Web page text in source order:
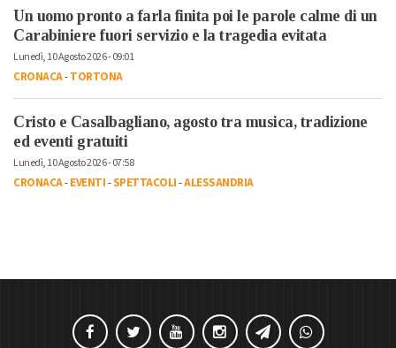
Un uomo pronto a farla finita poi le parole calme di un
Carabiniere fuori servizio e la tragedia evitata
Lunedì, 10 Agosto 2026 - 09:01
CRONACA-TORTONA
Cristo e Casalbagliano, agosto tra musica, tradizione
ed eventi gratuiti
Lunedì, 10 Agosto 2026 - 07:58
CRONACA-EVENTI-SPETTACOLI-ALESSANDRIA